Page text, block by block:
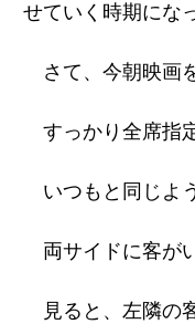
せていく時期にな
さて、今朝映画
すっかり全席指
いつもと同じよ
両サイドに客が
見ると、左隣の